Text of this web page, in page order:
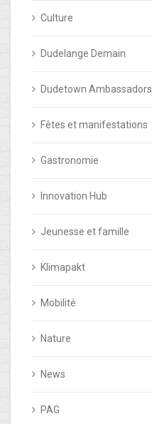
Culture
Dudelange Demain
Dudetown Ambassadors
Fêtes et manifestations
Gastronomie
Innovation Hub
Jeunesse et famille
Klimapakt
Mobilité
Nature
News
PAG